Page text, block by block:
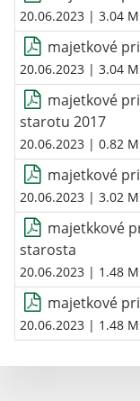
20.06.2023 | 3.04
majetkové
20.06.2023 | 3.04
majetkové
starotu 2017
20.06.2023 | 0.82
majetkové
20.06.2023 | 3.02
majetkkové
starosta
20.06.2023 | 1.48
majetkové
20.06.2023 | 1.48